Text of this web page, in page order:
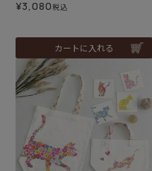
¥3,080税込
カートに入れる